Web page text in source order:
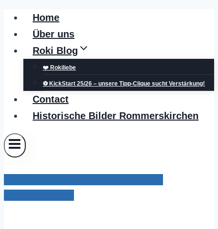
Zum
Inhalt
springen
Home
Über uns
Roki Blog
❤️ Rokiliebe
⚽ KickStart 25/26 – unsere Tipp-Clique sucht Verstärkung!
Contact
Historische Bilder Rommerskirchen